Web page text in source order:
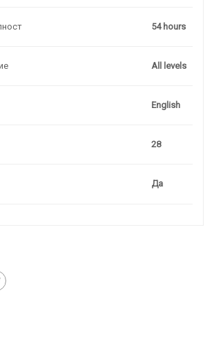
54 hours
All levels
English
28
Да